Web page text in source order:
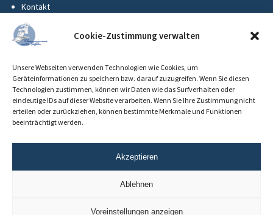
Cookie-Zustimmung verwalten
Unsere Webseiten verwenden Technologien wie Cookies, um
Geräteinformationen zu speichern bzw. darauf zuzugreifen. Wenn Sie diesen
Technologien zustimmen, können wir Daten wie das Surfverhalten oder
eindeutige IDs auf dieser Website verarbeiten. Wenn Sie Ihre Zustimmung nicht
erteilen oder zurückziehen, können bestimmte Merkmale und Funktionen
beeinträchtigt werden.
Akzeptieren
Ablehnen
Voreinstellungen anzeigen
Kontakt
Impressum
Datenschutz
Cookie-Richtlinie (EU)